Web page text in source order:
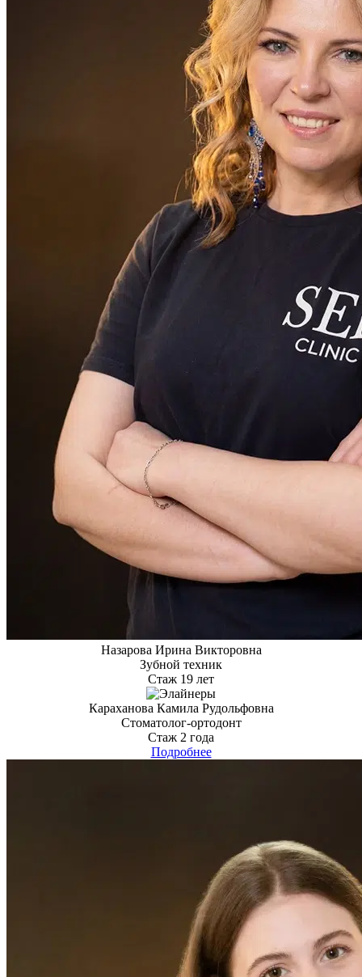
Назарова Ирина Викторовна
Зубной техник
Стаж 19 лет
Караханова Камила Рудольфовна
Стоматолог-ортодонт
Стаж 2 года
Подробнее